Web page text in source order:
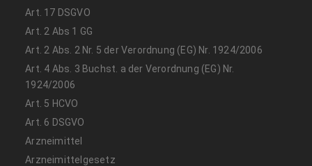
Art. 17 DSGVO
Art. 2 Abs 1 GG
Art. 2 Abs. 2 Nr. 5 der Verordnung (EG) Nr. 1924/2006
Art. 4 Abs. 3 Buchst. a der Verordnung (EG) Nr.
1924/2006
Art. 5 HCVO
Art. 6 DSGVO
Arzneimittel
Arzneimittelgesetz